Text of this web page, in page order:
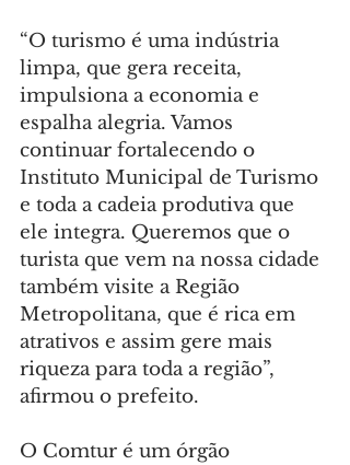
“O turismo é uma indústria
limpa, que gera receita,
impulsiona a economia e
espalha alegria. Vamos
continuar fortalecendo o
Instituto Municipal de Turismo
e toda a cadeia produtiva que
ele integra. Queremos que o
turista que vem na nossa cidade
também visite a Região
Metropolitana, que é rica em
atrativos e assim gere mais
riqueza para toda a região”,
afirmou o prefeito.
O Comtur é um órgão